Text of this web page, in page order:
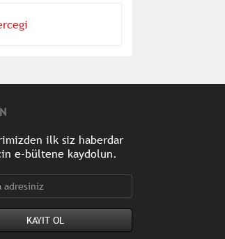
ilk siz haberdar
e-bültene kaydolun.